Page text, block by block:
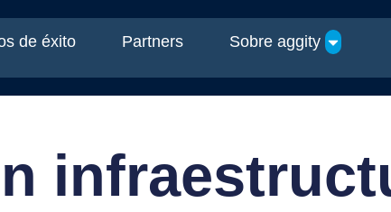
de éxito Partners Sobre aggity